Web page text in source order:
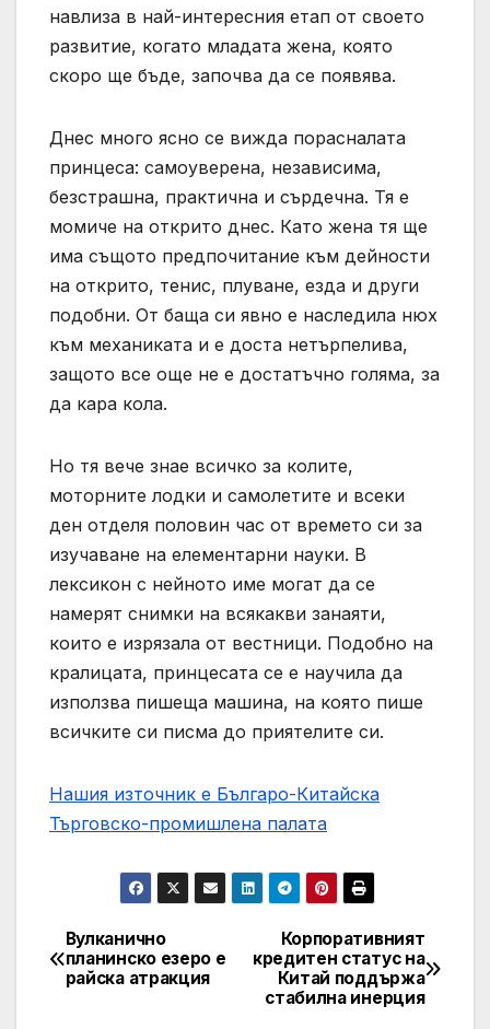
навлиза в най-интересния етап от своето
развитие, когато младата жена, която
скоро ще бъде, започва да се появява.
Днес много ясно се вижда порасналата
принцеса: самоуверена, независима,
безстрашна, практична и сърдечна. Тя е
момиче на открито днес. Като жена тя ще
има същото предпочитание към дейности
на открито, тенис, плуване, езда и други
подобни. От баща си явно е наследила нюх
към механиката и е доста нетърпелива,
защото все още не е достатъчно голяма, за
да кара кола.
Но тя вече знае всичко за колите,
моторните лодки и самолетите и всеки
ден отделя половин час от времето си за
изучаване на елементарни науки. В
лексикон с нейното име могат да се
намерят снимки на всякакви занаяти,
които е изрязала от вестници. Подобно на
кралицата, принцесата се е научила да
използва пишеща машина, на която пише
всичките си писма до приятелите си.
Нашия източник е Българо-Китайска
Търговско-промишлена палaта
Post
navigation
Корпоративният
кредитен статус на
Китай поддържа
стабилна инерция
Вулканично
планинско езеро е
райска атракция